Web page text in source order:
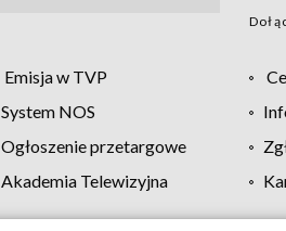
Emisja w TVP
System NOS
Ogłoszenie przetargowe
Akademia Telewizyjna